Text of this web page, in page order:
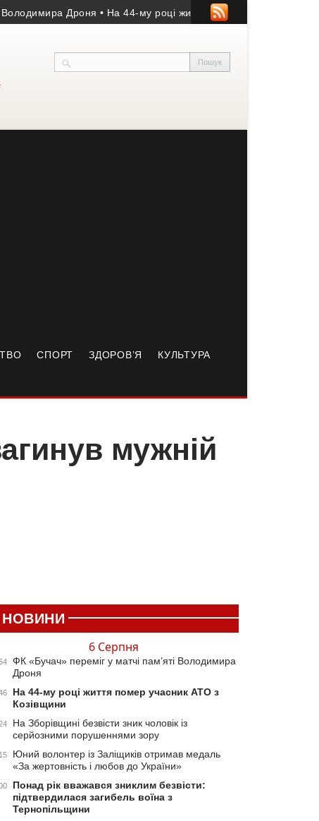
Дроня • На 44-му році життя помер учасник АТО з
СПОРТ ЗДОРОВ’Я КУЛЬТУРА
мужній
НОВИНИ
6 Серпня
ФК «Бучач» переміг у матчі пам’яті Володимира
Дроня
На 44-му році життя помер учасник АТО з
Козівщини
На Зборівщині безвісти зник чоловік із
серйозними порушеннями зору
Юний волонтер із Заліщиків отримав медаль
«За жертовність і любов до України»
Понад рік вважався зниклим безвісти:
підтвердилася загибель воїна з
Тернопільщини